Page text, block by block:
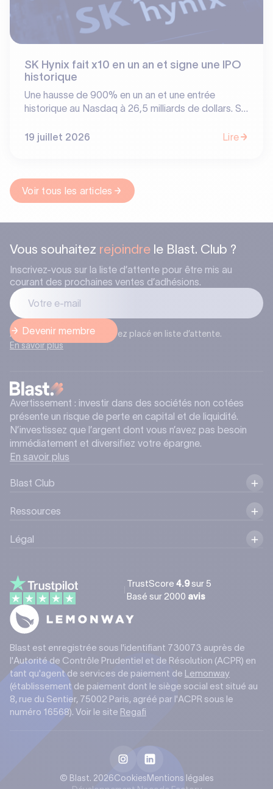
SK Hynix fait x10 en un an et signe une IPO
historique
Une hausse de 900% en un an et une entrée
historique au Nasdaq à 26,5 milliards de dollars. SK
pour une entreprise étrangère, devançant même
récompense dix ans de résilience dans le brouillard.
19 juillet 2026 Lire
Voir tous les articles
Vous souhaitez rejoindre le Blast. Club ?
Inscrivez-vous sur la liste d’attente pour être mis au
courant des prochaines ventes d’adhésions.
Après l’inscription, vous serez placé en liste d’attente.
En savoir plus
Avertissement : investir dans des sociétés non cotées
présente un risque de perte en capital et de liquidité.
N’investissez que l’argent dont vous n’avez pas besoin
immédiatement et diversifiez votre épargne.
En savoir plus
Blast Club
Ressources
Légal
TrustScore4.9sur 5
Basé sur 2000 avis
Blast est enregistrée sous l'identifiant 730073 auprès de
l'Autorité de Contrôle Prudentiel et de Résolution (ACPR) en
tant qu'agent de services de paiement de Lemonway
(établissement de paiement dont le siège social est situé au
8, rue du Sentier, 75002 Paris, agréé par l'ACPR sous le
numéro 16568). Voir le site Regafi
© Blast. 2026CookiesMentions légales